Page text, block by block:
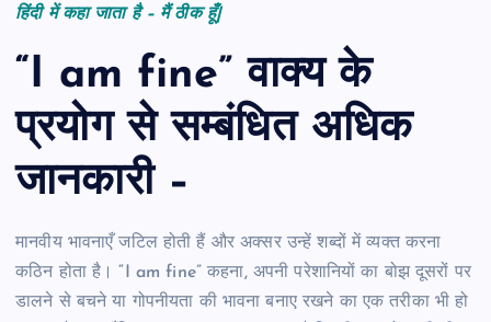
हिंदी में कहा जाता है – मैं ठीक हूँ|
“I am fine” वाक्य के
प्रयोग से सम्बंधित अधिक
जानकारी –
मानवीय भावनाएँ जटिल होती हैं और अक्सर उन्हें शब्दों में व्यक्त करना
कठिन होता है। “I am fine” कहना, अपनी परेशानियों का बोझ दूसरों पर
डालने से बचने या गोपनीयता की भावना बनाए रखने का एक तरीका भी हो